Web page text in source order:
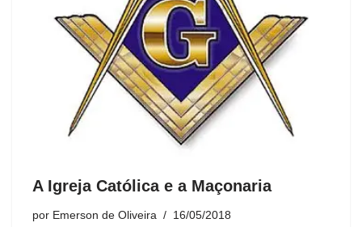
A Igreja Católica e a Maçonaria
por Emerson de Oliveira 16/05/2018